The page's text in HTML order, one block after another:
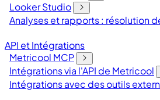
Looker Studio
Analyses et rapports : résolution
API et Intégrations
Metricool MCP
Intégrations via l'API de Metricool
Intégrations avec des outils